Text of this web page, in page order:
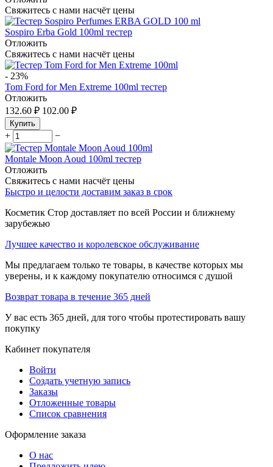
Свяжитесь с нами насчёт цены
Sospiro Erba Gold 100ml тестер
Отложить
Свяжитесь с нами насчёт цены
- 23%
Tom Ford for Men Extreme 100ml тестер
Отложить
132.60 ₽ 102.00 ₽
Купить
+ −
Montale Moon Aoud 100ml тестер
Отложить
Свяжитесь с нами насчёт цены
Быстро и целости доставим заказ в срок
Косметик Стор доставляет по всей России и ближнему
зарубежью
Лучшее качество и королевское обслуживание
Мы предлагаем только те товары, в качестве которых мы
уверены, и к каждому покупателю относимся с душой
Возврат товара в течение 365 дней
У вас есть 365 дней, для того чтобы протестировать вашу
покупку
Кабинет покупателя
Войти
Создать учетную запись
Заказы
Отложенные товары
Список сравнения
Оформление заказа
О нас